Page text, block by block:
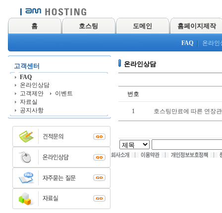
홈 호스팅 도메인 홈페이지제작
FAQ 온라인
고객센터
FAQ
온라인상담
고객제안
이벤트
자료실
공지사항
온라인상담
번호
1 호스팅만료에 따른 연장